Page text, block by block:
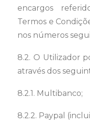
encargos
Termos e
nos números
8.2. O Utilizador
através dos
8.2.1. Multibanco;
8.2.2. Paypal